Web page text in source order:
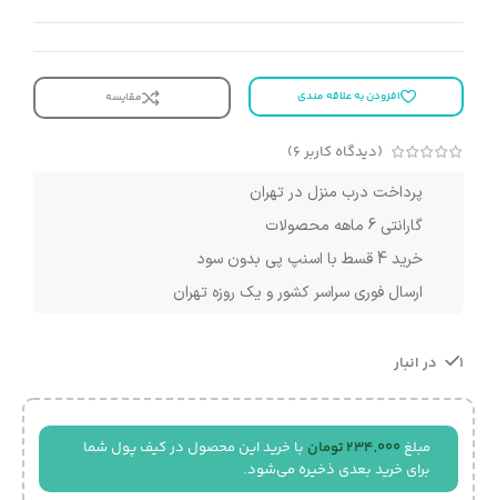
افزودن به علاقه مندی مقایسه
(دیدگاه کاربر 6
)
پرداخت درب منزل در تهران
گارانتی 6 ماهه محصولات
خرید 4 قسط با اسنپ پی بدون سود
ارسال فوری سراسر کشور و یک روزه تهران
1 در انبار
مبلغ 234,000 تومان با خرید این محصول در کیف پول شما
برای خرید بعدی ذخیره می‌شود.